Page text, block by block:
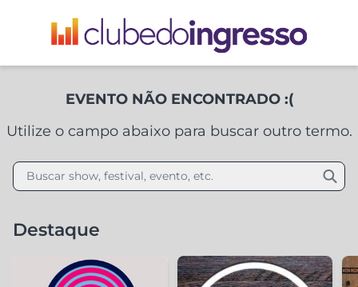
EVENTO NÃO ENCONTRADO :(
Utilize o campo abaixo para buscar outro termo.
Buscar show, festival, evento, etc.
Destaque